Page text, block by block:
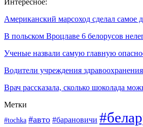
Американский марсоход сделал самое
В польском Вроцлаве 6 белорусов
Ученые назвали самую главную
Водители учреждения
Врач рассказала, сколько шоколада
Метки
#tochka #авто #барановичи